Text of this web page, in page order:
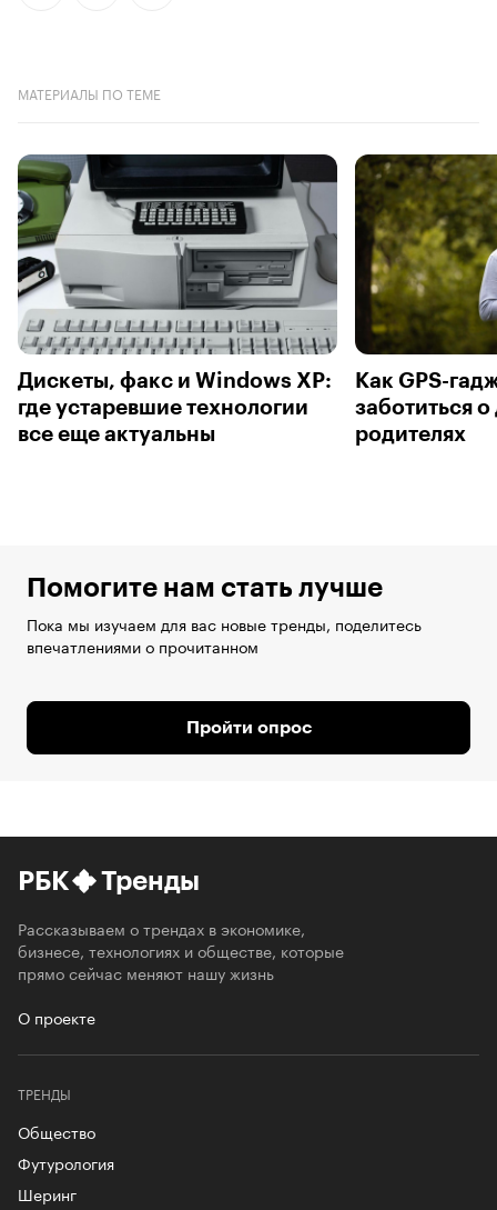
МАТЕРИАЛЫ ПО ТЕМЕ
Дискеты, факс и Windows XP:
где устаревшие технологии
все еще актуальны
Как GPS-
заботиться
родителях
Помогите нам стать лучше
Пока мы изучаем для вас новые тренды, поделитесь
впечатлениями о прочитанном
Пройти опрос
РБК Тренды
Рассказываем о трендах в экономике,
бизнесе, технологиях и обществе, которые
прямо сейчас меняют нашу жизнь
О проекте
ТРЕНДЫ
Общество
Футурология
Шеринг